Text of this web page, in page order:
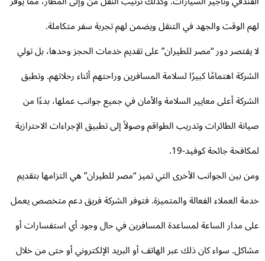
الوقت والجهد في التنقل ويضمن لهم تجربة سفر متكاملة.
يقتصر دور “مصر للطيران” على تقديم خدمات الحجز وحدها، بل تولي
اهتمامًا كبيرًا لسلامة المسافرين وراحتهم أثناء رحلاتهم. وتطبق
أعلى معايير السلامة والأمان في جميع جوانب عملها، بدءًا من
الطائرات وتدريب الطواقم وصولاً إلى تطبيق الإجراءات الاحترازية
جائحة كوفيد-19.
بين الجوانب الأخرى التي تميز “مصر للطيران” هي التزامها بتقديم
العملاء الفعالة والمتميزة. فتوفر الشركة فريق دعم متخصص يعمل
مدار الساعة لمساعدة المسافرين في حال وجود أي استفسارات أو
سواء كان ذلك عبر الهاتف أو البريد الإلكتروني أو حتى من خلال